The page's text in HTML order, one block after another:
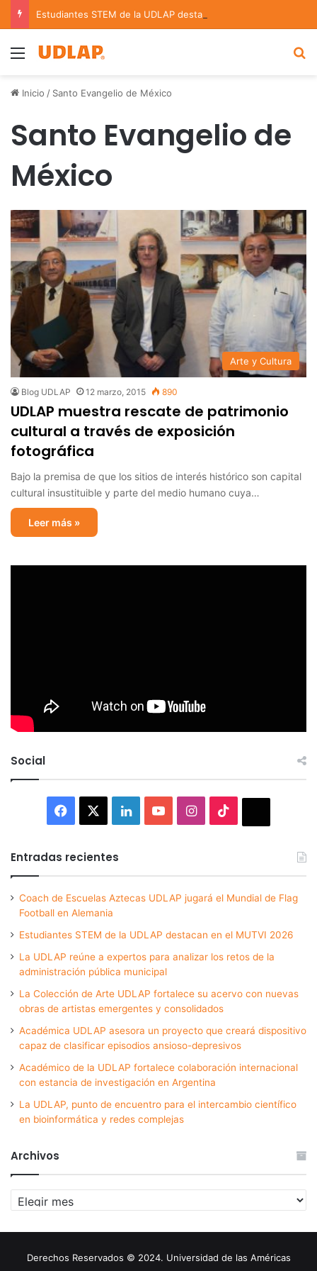
Menu
Inicio / Santo Evangelio de México
Santo Evangelio de
México
Arte y Cultura
Blog UDLAP 12 marzo, 2015 890
UDLAP muestra rescate de patrimonio
cultural a través de exposición
fotográfica
Bajo la premisa de que los sitios de interés histórico son capital
cultural insustituible y parte del medio humano cuya…
Leer más »
Social
Facebook LinkedInYouTubeInstagram
Entradas recientes
Coach de Escuelas Aztecas UDLAP jugará el Mundial de Flag
Football en Alemania
Estudiantes STEM de la UDLAP destacan en el MUTVI 2026
La UDLAP reúne a expertos para analizar los retos de la
administración pública municipal
La Colección de Arte UDLAP fortalece su acervo con nuevas
obras de artistas emergentes y consolidados
Académica UDLAP asesora un proyecto que creará dispositivo
capaz de clasificar episodios ansioso-depresivos
Académico de la UDLAP fortalece colaboración internacional
con estancia de investigación en Argentina
La UDLAP, punto de encuentro para el intercambio científico
en bioinformática y redes complejas
Archivos
Archivos
Derechos Reservados © 2024. Universidad de las Américas